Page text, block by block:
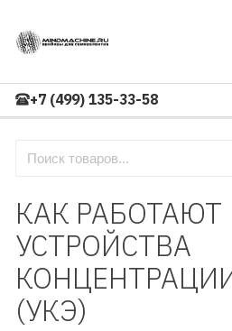
+7 (499) 135-33-58
КАК РАБОТАЮТ
УСТРОЙСТВА
(УКЭ)